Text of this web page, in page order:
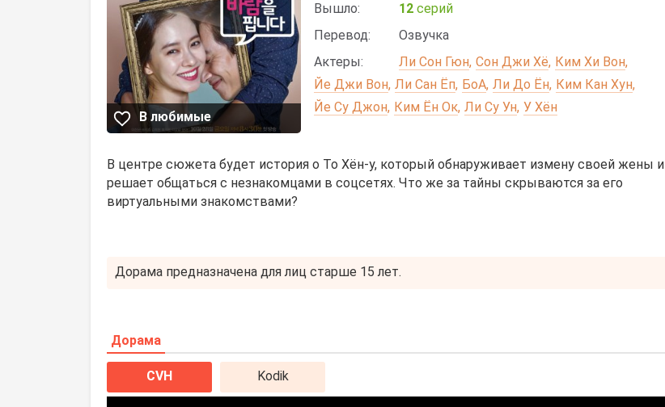
В любимые
Вышло:
12 серий
Перевод:
Озвучка
Актеры:
Ли Сон Гюн Сон Джи Хё Ким Хи Вон
Йе Джи Вон Ли Сан Ёп БоА Ли До Ён Ким Кан Хун
Йе Су Джон Ким Ён Ок Ли Су Ун У Хён
В центре сюжета будет история о То Хён-у, который обнаруживает измену своей жены и
решает общаться с незнакомцами в соцсетях. Что же за тайны скрываются за его
виртуальными знакомствами?
Дорама предназначена для лиц старше 15 лет.
Дорама
CVH Kodik